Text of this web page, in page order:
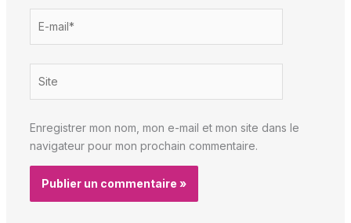
mail*
Enregistrer mon nom, mon e-mail et mon site dans le
navigateur pour mon prochain commentaire.